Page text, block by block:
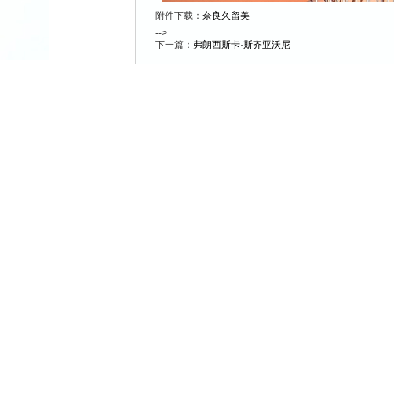
附件下载： 奈良久留美
-->
下一篇： 弗朗西斯卡·斯齐亚沃尼